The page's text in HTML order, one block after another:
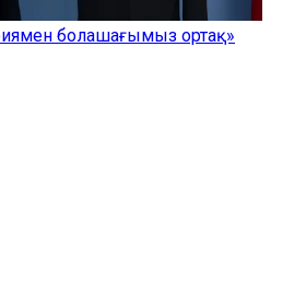
болашағымыз ортақ»